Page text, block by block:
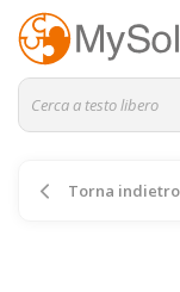
Torna indietro